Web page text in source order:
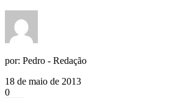
por: Pedro - Redação
18 de maio de 2013
0